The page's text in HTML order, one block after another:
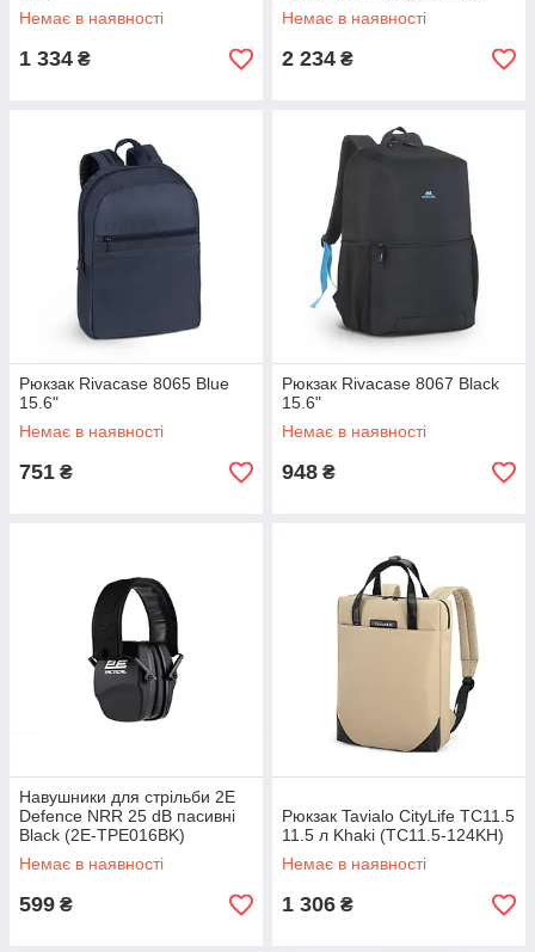
Немає в наявності
1 334 ₴
Немає в наявності
2 234 ₴
Рюкзак Rivacase 8065 Blue
15.6"
Немає в наявності
751 ₴
Рюкзак Rivacase 8067 Black
15.6"
Немає в наявності
948 ₴
Навушники для стрільби 2E
Defence NRR 25 dB пасивні
Black (2E-TPE016BK)
Немає в наявності
599 ₴
Рюкзак Tavialo CityLife TC11.5
11.5 л Khaki (TC11.5-124KH)
Немає в наявності
1 306 ₴